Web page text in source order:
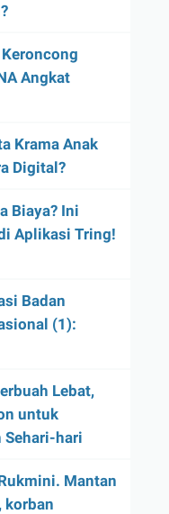
Angkat
Krama Anak
Digital?
Biaya? Ini
Aplikasi Tring!
Badan
(1):
Lebat,
untuk
Sehari-hari
Mantan
korban